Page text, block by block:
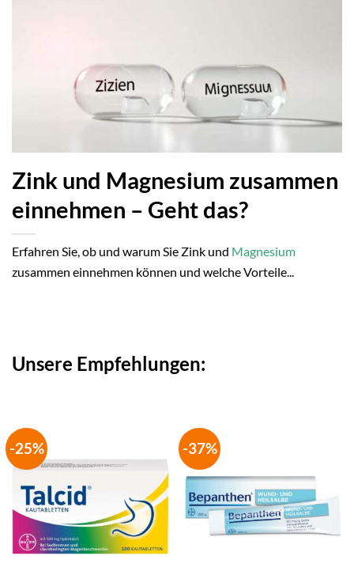
Zink und Magnesium zusammen
einnehmen – Geht das?
Erfahren Sie, ob und warum Sie Zink und Magnesium
zusammen einnehmen können und welche Vorteile...
Unsere Empfehlungen:
-25% -37%